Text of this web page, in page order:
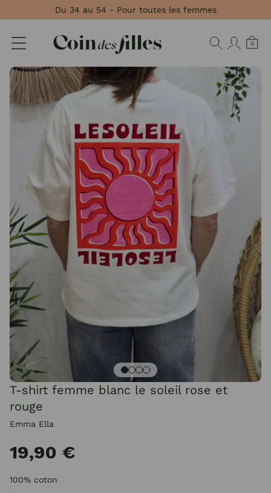
Du 34 au 54 - Pour toutes les femmes
0
T-shirt femme blanc le soleil rose et
rouge
Emma Ella
19,90 €
100% coton
Panneau de gestion des cookies